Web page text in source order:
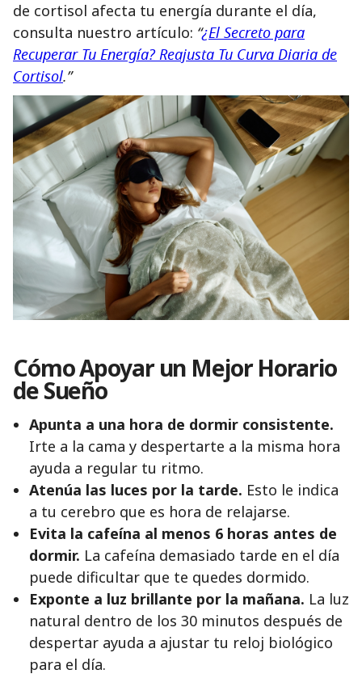
de cortisol afecta tu energía durante el día,
consulta nuestro artículo: “¿El Secreto para
Recuperar Tu Energía? Reajusta Tu Curva Diaria de
Cortisol.”
Cómo Apoyar un Mejor Horario
de Sueño
Apunta a una hora de dormir consistente.
Irte a la cama y despertarte a la misma hora
ayuda a regular tu ritmo.
Atenúa las luces por la tarde. Esto le indica
a tu cerebro que es hora de relajarse.
Evita la cafeína al menos 6 horas antes de
dormir. La cafeína demasiado tarde en el día
puede dificultar que te quedes dormido.
Exponte a luz brillante por la mañana. La luz
natural dentro de los 30 minutos después de
despertar ayuda a ajustar tu reloj biológico
para el día.